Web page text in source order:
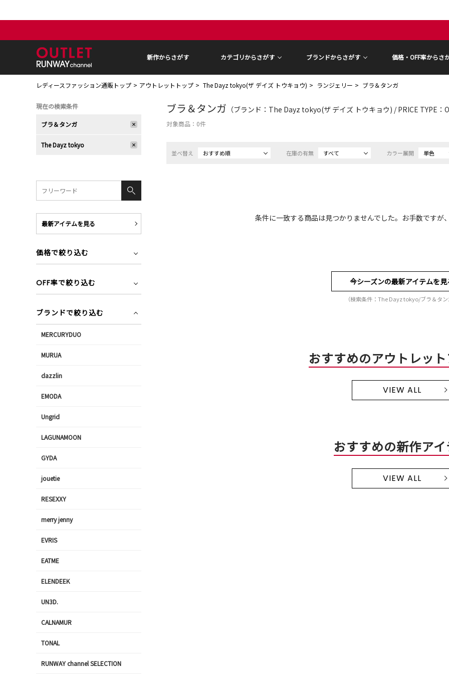
新作からさがす カテゴリからさがす ブランドからさがす 価格・OFF率からさ
レディースファッション通販トップ アウトレットトップ The Dayz tokyo(ザ デイズ トウキョウ) ランジェリー ブラ＆タンガ
ブラ＆タンガ （ブランド：The Dayz tokyo(ザ デイズ トウキョウ) / PRICE TYPE：
対象商品： 0件
並べ替え おすすめ順 在庫の有無 すべて カラー展開 単色
条件に一致する商品は見つかりませんでした。お手数ですが
今シーズンの最新アイテムを見
（検索条件：The Dayz tokyo/ブラ＆タン
おすすめのアウトレッ
VIEW ALL
おすすめの新作ア
VIEW ALL
現在の検索条件
ブラ＆タンガ
The Dayz tokyo
最新アイテムを見る
価格で絞り込む
OFF率で絞り込む
ブランドで絞り込む
MERCURYDUO
MURUA
dazzlin
EMODA
Ungrid
LAGUNAMOON
GYDA
jouetie
RESEXXY
merry jenny
EVRIS
EATME
ELENDEEK
UN3D.
CALNAMUR
TONAL
RUNWAY channel SELECTION